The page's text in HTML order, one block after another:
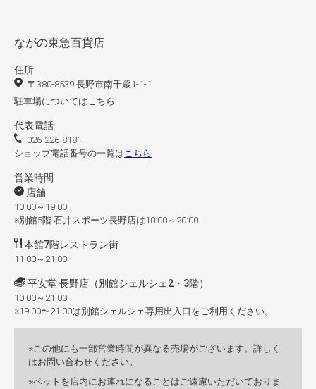
ながの東急百貨店
住所
〒380-8539 長野市南千歳1-1-1
駐車場についてはこちら
代表電話
026-226-8181
ショップ電話番号の一覧はこちら
営業時間
店舗
10:00～19:00
※別館5階 石井スポーツ長野店は10:00～20:00
本館7階レストラン街
11:00～21:00
平安堂 長野店（別館シェルシェ2・3階）
10:00～21:00
※19:00〜21:00は別館シェルシェ専用出入口をご利用ください。
この他にも一部営業時間が異なる売場がございます。詳しく
はお問い合わせください。
ペットを店内にお連れになることはご遠慮いただいておりま